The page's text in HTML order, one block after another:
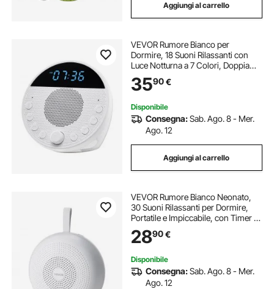
Aggiungi al carrello
VEVOR Rumore Bianco per
Dormire, 18 Suoni Rilassanti con
Luce Notturna a 7 Colori, Doppia
Sveglia, Timer di Spegnimento
Automatico e Funzione di Memoria,
3590€
Disponibile
Consegna:Sab. Ago. 8 - Mer.
Ago. 12
Aggiungi al carrello
VEVOR Rumore Bianco Neonato,
30 Suoni Rilassanti per Dormire,
Portatile e Impiccabile, con Timer di
Spegnimento Automatico, Luce ad
Anello Soffusa e Funzione di
2890€
Disponibile
Consegna:Sab. Ago. 8 - Mer.
Ago. 12